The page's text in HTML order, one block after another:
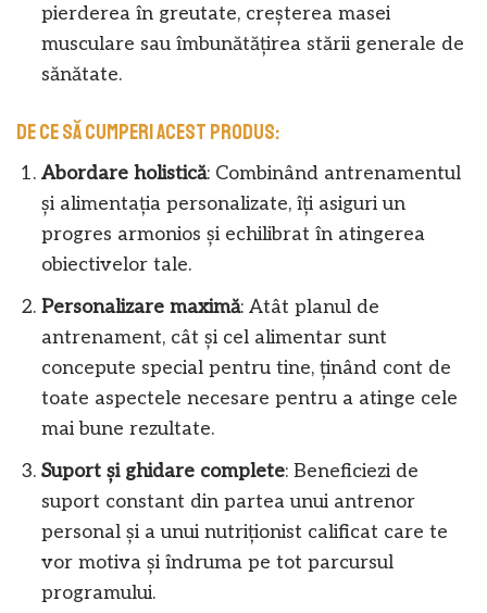
pierderea în greutate, creșterea masei
musculare sau îmbunătățirea stării generale de
sănătate.
De ce să cumperi acest produs:
Abordare holistică: Combinând antrenamentul
și alimentația personalizate, îți asiguri un
progres armonios și echilibrat în atingerea
obiectivelor tale.
Personalizare maximă: Atât planul de
antrenament, cât și cel alimentar sunt
concepute special pentru tine, ținând cont de
toate aspectele necesare pentru a atinge cele
mai bune rezultate.
Suport și ghidare complete: Beneficiezi de
suport constant din partea unui antrenor
personal și a unui nutriționist calificat care te
vor motiva și îndruma pe tot parcursul
programului.